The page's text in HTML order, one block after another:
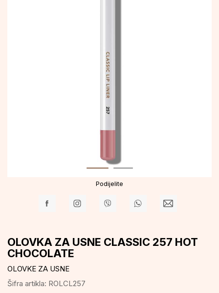
Podijelite
OLOVKA ZA USNE CLASSIC 257 HOT
CHOCOLATE
OLOVKE ZA USNE
Šifra artikla: ROLCL257